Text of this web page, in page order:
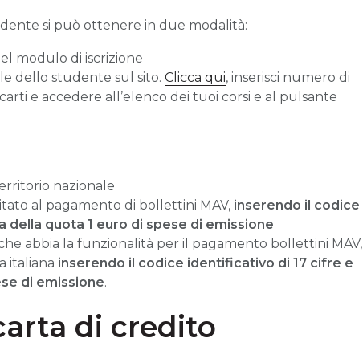
si può ottenere in due modalità:
modulo di iscrizione
dello studente sul sito. Clicca qui, inserisci numero di
e accedere all’elenco dei tuoi corsi e al pulsante
nazionale
al pagamento di bollettini MAV, inserendo il codice
della quota 1 euro di spese di emissione
abbia la funzionalità per il pagamento bollettini MAV,
italiana inserendo il codice identificativo di 17 cifre e
di emissione.
di credito